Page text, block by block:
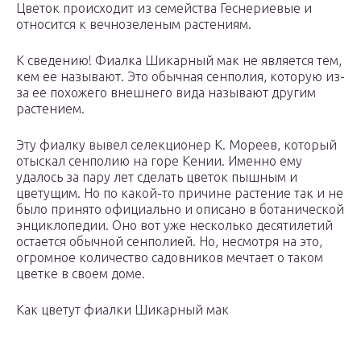
Цветок происходит из семейства Геснериевые и
относится к вечнозеленым растениям.
К сведению! Фиалка Шикарный мак не является тем,
кем ее называют. Это обычная сенполия, которую из-
за ее похожего внешнего вида называют другим
растением.
Эту фиалку вывел селекционер К. Мореев, который
отыскал сенполию на горе Кении. Именно ему
удалось за пару лет сделать цветок пышным и
цветущим. Но по какой-то причине растение так и не
было принято официально и описано в ботанической
энциклопедии. Оно вот уже несколько десятилетий
остается обычной сенполией. Но, несмотря на это,
огромное количество садовников мечтает о таком
цветке в своем доме.
Как цветут фиалки Шикарный мак